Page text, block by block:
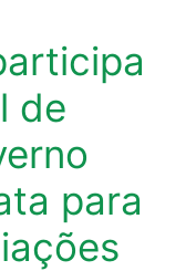
de
para